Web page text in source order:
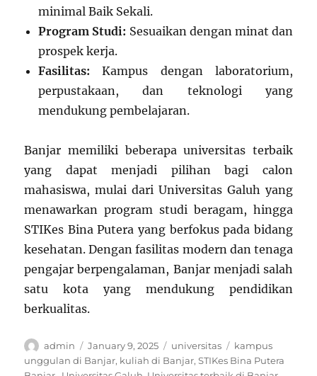
minimal Baik Sekali.
Program Studi: Sesuaikan dengan minat dan
prospek kerja.
Fasilitas: Kampus dengan laboratorium,
perpustakaan, dan teknologi yang
mendukung pembelajaran.
Banjar memiliki beberapa universitas terbaik
yang dapat menjadi pilihan bagi calon
mahasiswa, mulai dari Universitas Galuh yang
menawarkan program studi beragam, hingga
STIKes Bina Putera yang berfokus pada bidang
kesehatan. Dengan fasilitas modern dan tenaga
pengajar berpengalaman, Banjar menjadi salah
satu kota yang mendukung pendidikan
berkualitas.
Author
admin
Posted
on
January 9, 2025 Categories
universitas Tags
kampus
unggulan di Banjar, kuliah di Banjar,STIKes Bina Putera